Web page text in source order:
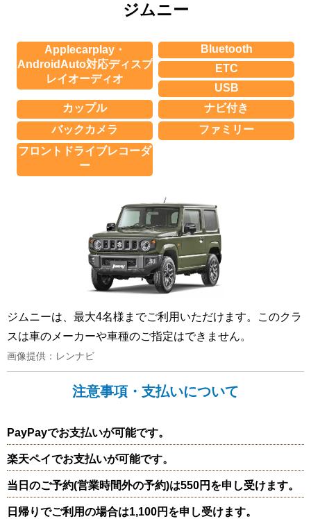
ジムニー
Applecarplay・
AndroidAuto対応ディスプ
レイオーディオ
Bluetooth
ETC
USB
カップル
ナビ付き
バックカメラ
ファミリー
フロントドライブレコーダ
ー
ジムニーは、最大4名様までご利用いただけます。このクラ
スは車のメーカーや車種のご指定はできません。
画像提供：レンナビ
注意事項・支払いについて
PayPayでお支払いが可能です。
楽天ペイでお支払いが可能です。
当日のご予約(営業時間外の予約)は550円を申し受けます。
日帰りでご利用の場合は1,100円を申し受けます。